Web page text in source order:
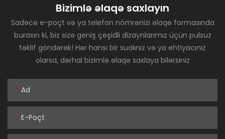
Bizimlə əlaqə saxlayın
Sadəcə e-poçt və ya telefon nömrənizi əlaqə formasında
buraxın ki, biz sizə geniş çeşidli dizaynlarımız üçün pulsuz
təklif göndərək! Hər hansı bir sualınız və ya ehtiyacınız
olarsa, dərhal bizimlə əlaqə saxlaya bilərsiniz
Ad
E-Poçt